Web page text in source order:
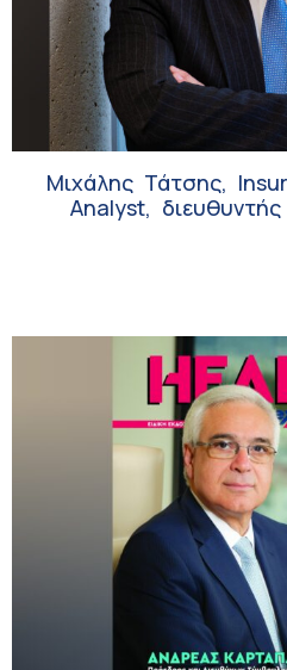
Μιχάλης Τάτσης,
Analyst, διευθυντής
Ανάπτυξης